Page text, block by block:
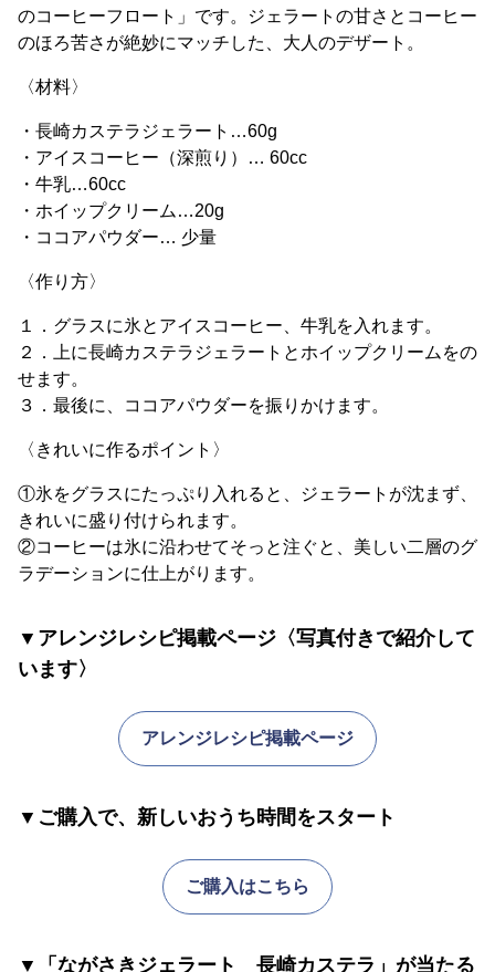
のコーヒーフロート」です。ジェラートの甘さとコーヒー
のほろ苦さが絶妙にマッチした、大人のデザート。
〈材料〉
・長崎カステラジェラート…60g
・アイスコーヒー（深煎り）… 60cc
・牛乳…60cc
・ホイップクリーム…20g
・ココアパウダー… 少量
〈作り方〉
１．グラスに氷とアイスコーヒー、牛乳を入れます。
２．上に長崎カステラジェラートとホイップクリームをの
せます。
３．最後に、ココアパウダーを振りかけます。
〈きれいに作るポイント〉
①氷をグラスにたっぷり入れると、ジェラートが沈まず、
きれいに盛り付けられます。
②コーヒーは氷に沿わせてそっと注ぐと、美しい二層のグ
ラデーションに仕上がります。
▼アレンジレシピ掲載ページ〈写真付きで紹介して
います〉
アレンジレシピ掲載ページ
▼ご購入で、新しいおうち時間をスタート
ご購入はこちら
▼「ながさきジェラート 長崎カステラ」が当たる